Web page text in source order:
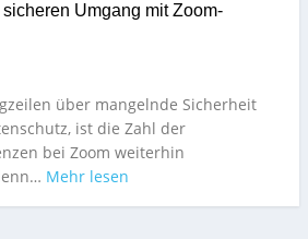
Umgang mit Zoom-
über mangelnde Sicherheit
ist die Zahl der
bei Zoom weiterhin
Mehr lesen